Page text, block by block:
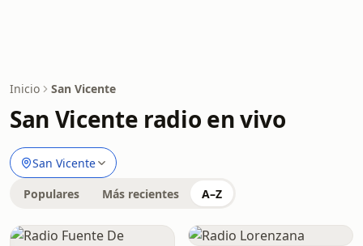
Inicio San Vicente
San Vicente radio en vivo
San Vicente
Populares Más recientes A–Z